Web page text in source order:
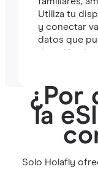
Utiliza tu
y conectar
datos que
duración de
¿Por
la
Solo Holafly